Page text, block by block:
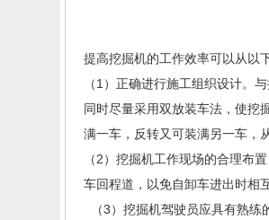
提高挖掘机的工作效率可以从以
（1）正确进行施工组织设计。
同时尽量采用双放装车法，使挖
满一车，反转又可装满另一车，
（2）挖掘机工作现场的合理布
车回程道，以免自卸车进出时相
（3）挖掘机驾驶员应具有熟练